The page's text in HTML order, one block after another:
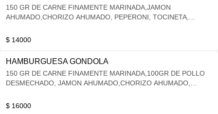
150 GR DE CARNE FINAMENTE MARINADA,JAMON
AHUMADO,CHORIZO AHUMADO, PEPERONI, TOCINETA,
VEGETALES(TOMATE MILANO, LECHUGA , CEBOLLA A LA
$ 14000
HAMBURGUESA GONDOLA
150 GR DE CARNE FINAMENTE MARINADA,100GR DE POLLO
DESMECHADO, JAMON AHUMADO,CHORIZO AHUMADO,
MOZARELLA, VEGETALES(TOMATE MILANO, LECHUGA ,
$ 16000